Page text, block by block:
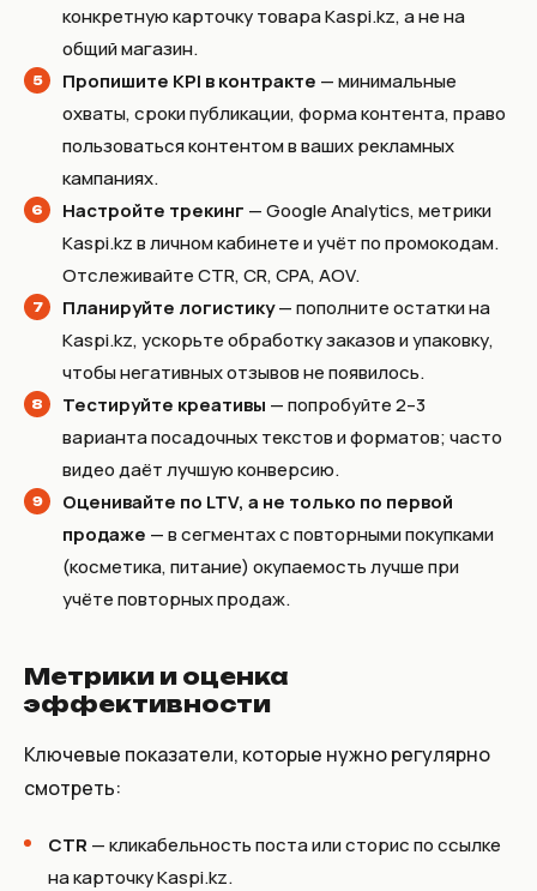
конкретную карточку товара Kaspi.kz, а не на
общий магазин.
Пропишите KPI в контракте — минимальные
охваты, сроки публикации, форма контента, право
пользоваться контентом в ваших рекламных
кампаниях.
Настройте трекинг — Google Analytics, метрики
Kaspi.kz в личном кабинете и учёт по промокодам.
Отслеживайте CTR, CR, CPA, AOV.
Планируйте логистику— пополните остатки на
Kaspi.kz, ускорьте обработку заказов и упаковку,
чтобы негативных отзывов не появилось.
Тестируйте креативы — попробуйте 2–3
варианта посадочных текстов и форматов; часто
видео даёт лучшую конверсию.
Оценивайте по LTV, а не только по первой
продаже — в сегментах с повторными покупками
(косметика, питание) окупаемость лучше при
учёте повторных продаж.
Метрики и оценка
эффективности
Ключевые показатели, которые нужно регулярно
смотреть:
CTR — кликабельность поста или сторис по ссылке
на карточку Kaspi.kz.